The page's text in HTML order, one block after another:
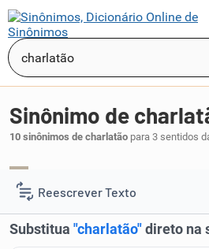
Reescrever Texto
Resumir Texto
Sinônimo de
10 sinônimos de charlatão para 3 sentidos